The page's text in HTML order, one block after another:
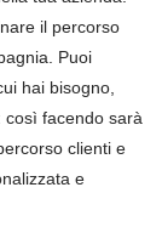
il percorso
Puoi
hai bisogno,
così facendo sarà
clienti e
e